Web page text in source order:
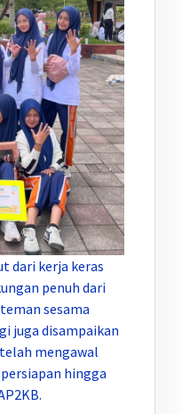
dari kerja keras
penuh dari
sesama
juga disampaikan
mengawal
hingga